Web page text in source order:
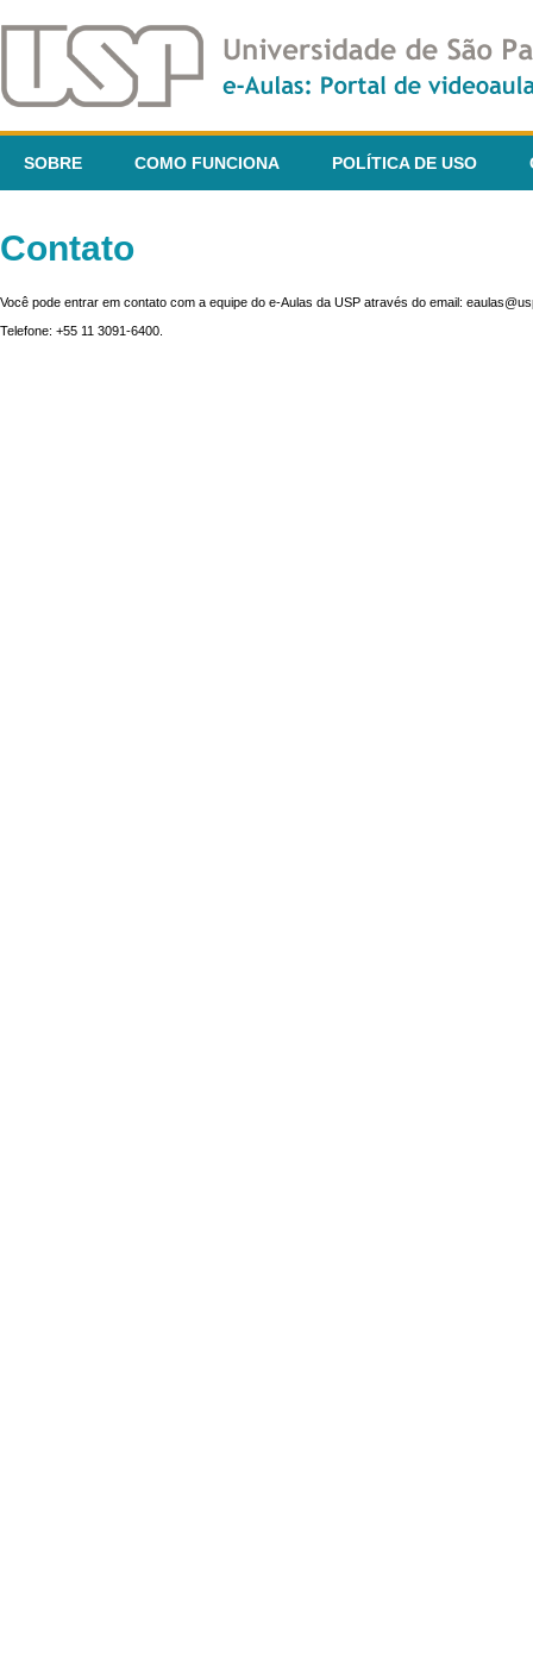
SOBRE COMO FUNCIONA POLÍTICA DE USO
Contato
Você pode entrar em contato com a equipe do e-Aulas da USP através do email:
Telefone: +55 11 3091-6400.